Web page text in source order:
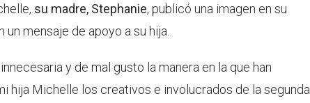
su madre, Stephanie, publicó una imagen en su
mensaje de apoyo a su hija.
y de mal gusto la manera en la que han
hija Michelle los creativos e involucrados de la segunda